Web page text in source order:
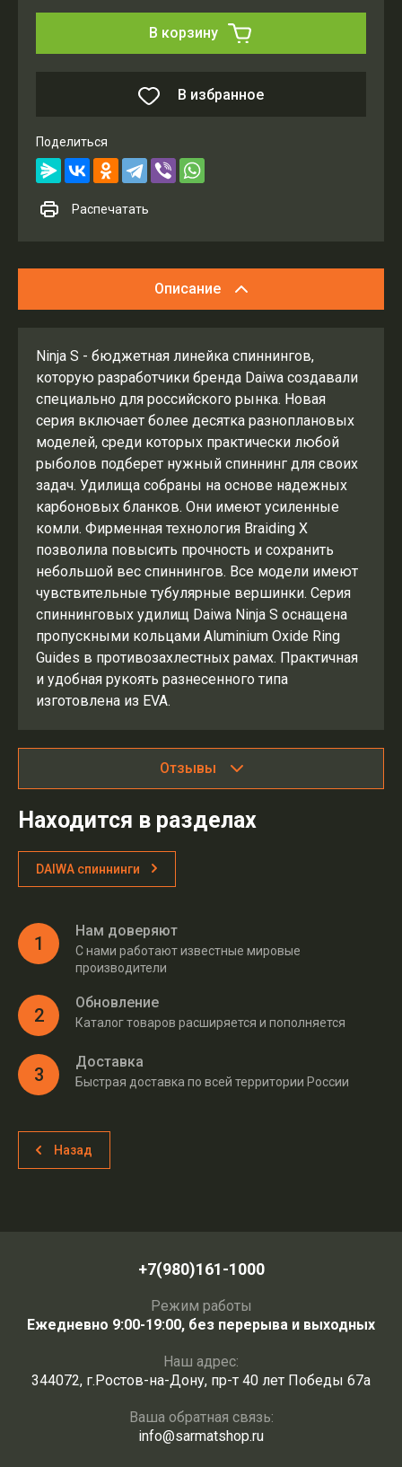
В корзину
В избранное
Поделиться
Распечатать
Описание
Ninja S - бюджетная линейка спиннингов,
которую разработчики бренда Daiwa создавали
специально для российского рынка. Новая
серия включает более десятка разноплановых
моделей, среди которых практически любой
рыболов подберет нужный спиннинг для своих
задач. Удилища собраны на основе надежных
карбоновых бланков. Они имеют усиленные
комли. Фирменная технология Braiding X
позволила повысить прочность и сохранить
небольшой вес спиннингов. Все модели имеют
чувствительные тубулярные вершинки. Серия
спиннинговых удилищ Daiwa Ninja S оснащена
пропускными кольцами Aluminium Oxide Ring
Guides в противозахлестных рамах. Практичная
и удобная рукоять разнесенного типа
изготовлена из EVA.
Отзывы
Находится в разделах
DAIWA спиннинги
1
Нам доверяют
С нами работают известные мировые
производители
2
Обновление
Каталог товаров расширяется и пополняется
3
Доставка
Быстрая доставка по всей территории России
Назад
+7(980)161-1000
Режим работы
Ежедневно 9:00-19:00, без перерыва и выходных
Наш адрес:
344072, г.Ростов-на-Дону, пр-т 40 лет Победы 67а
Ваша обратная связь:
info@sarmatshop.ru